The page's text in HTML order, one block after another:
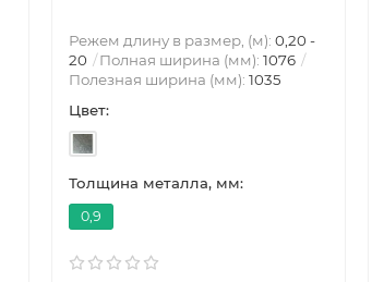
Режем длину в размер, (м): 0,20 -
20
Полная ширина (мм): 1076
Полезная ширина (мм): 1035
Цвет:
Толщина металла, мм:
0,9